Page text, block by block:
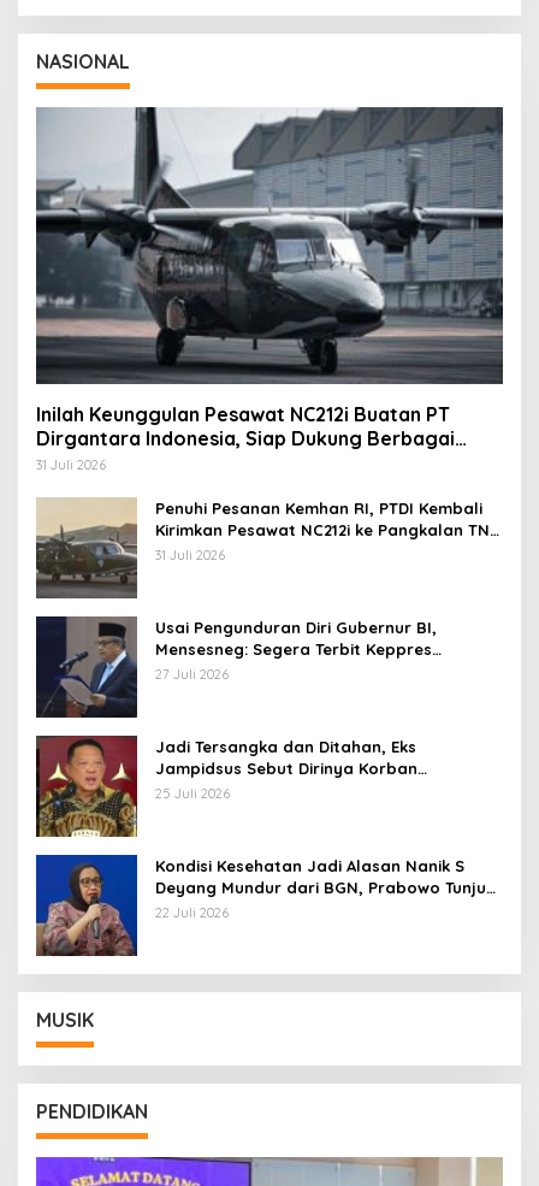
NASIONAL
Inilah Keunggulan Pesawat NC212i Buatan PT
Dirgantara Indonesia, Siap Dukung Berbagai
Operasi TNI
31 Juli 2026
Penuhi Pesanan Kemhan RI, PTDI Kembali
Kirimkan Pesawat NC212i ke Pangkalan TNI
AU
31 Juli 2026
Usai Pengunduran Diri Gubernur BI,
Mensesneg: Segera Terbit Keppres
Pemberhentian dengan Hormat
27 Juli 2026
Jadi Tersangka dan Ditahan, Eks
Jampidsus Sebut Dirinya Korban
Kriminalisasi
25 Juli 2026
Kondisi Kesehatan Jadi Alasan Nanik S
Deyang Mundur dari BGN, Prabowo Tunjuk
Wamentan Sudaryono
22 Juli 2026
MUSIK
PENDIDIKAN